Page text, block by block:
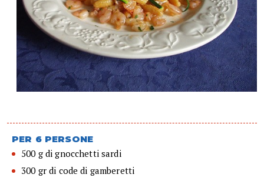
PER 6 PERSONE
500 g di gnocchetti sardi
300 gr di code di gamberetti